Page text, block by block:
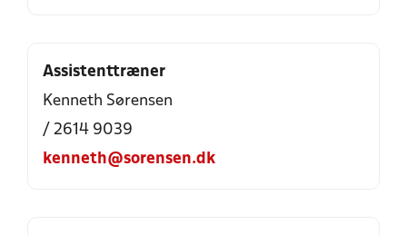
Assistenttræner
Kenneth Sørensen
/ 2614 9039
kenneth@sorensen.dk